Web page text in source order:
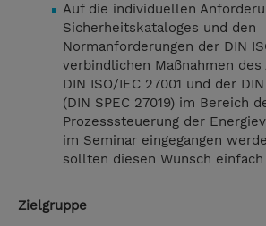
Auf die individuellen
Sicherheitskataloges und den
Normanforderungen der DIN
verbindlichen Maßnahmen des
DIN ISO/IEC 27001 und der
(DIN SPEC 27019) im Bereich
Prozesssteuerung der
im Seminar eingegangen
sollten diesen Wunsch einfach
Zielgruppe